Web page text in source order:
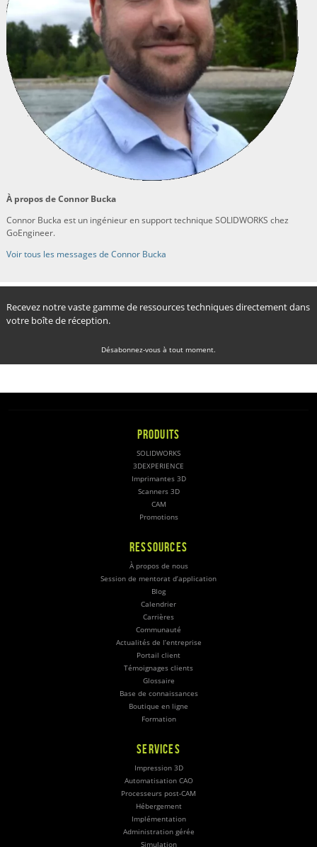
À propos de Connor Bucka
Connor Bucka est un ingénieur en support technique SOLIDWORKS chez
GoEngineer.
Voir tous les messages de Connor Bucka
Recevez notre vaste gamme de ressources techniques directement dans
votre boîte de réception.
Désabonnez-vous à tout moment.
PRODUITS
SOLIDWORKS
3DEXPERIENCE
Imprimantes 3D
Scanners 3D
CAM
Promotions
RESSOURCES
À propos de nous
Session de mentorat d’application
Blog
Calendrier
Carrières
Communauté
Actualités de l’entreprise
Portail client
Témoignages clients
Glossaire
Base de connaissances
Boutique en ligne
Formation
SERVICES
Impression 3D
Automatisation CAO
Processeurs post-CAM
Hébergement
Implémentation
Administration gérée
Simulation